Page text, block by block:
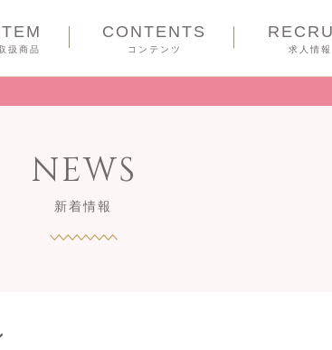
COUPON
扱商品
CONTENTS
コンテンツ 求人情報
NEWS
新着情報